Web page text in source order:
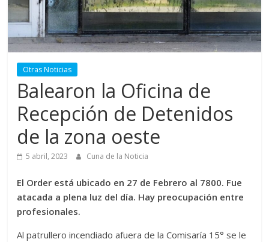
Otras Noticias
Balearon la Oficina de
Recepción de Detenidos
de la zona oeste
5 abril, 2023 Cuna de la Noticia
El Order está ubicado en 27 de Febrero al 7800. Fue
atacada a plena luz del día. Hay preocupación entre
profesionales.
Al patrullero incendiado afuera de la Comisaría 15° se le